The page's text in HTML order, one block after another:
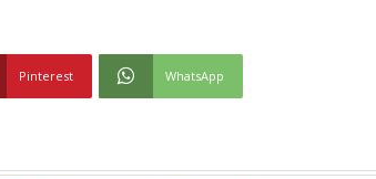
Pinterest WhatsApp